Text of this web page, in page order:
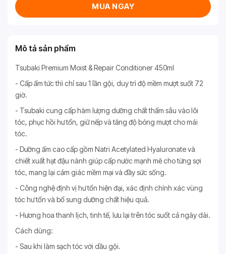
MUA NGAY
Mô tả sản phẩm
Tsubaki Premium Moist & Repair Conditioner 450ml
- Cấp ẩm tức thì chỉ sau 1 lần gội, duy trì độ mềm mượt suốt 72
giờ.
- Tsubaki cung cấp hàm lượng dưỡng chất thấm sâu vào lõi
tóc, phục hồi hư tổn, giữ nếp và tăng độ bóng mượt cho mái
tóc.
- Dưỡng ẩm cao cấp gồm Natri Acetylated Hyaluronate và
chiết xuất hạt đậu nành giúp cấp nước mạnh mẽ cho từng sợi
tóc, mang lại cảm giác mềm mại và đầy sức sống.
- Công nghệ định vị hư tổn hiện đại, xác định chính xác vùng
tóc hư tổn và bổ sung dưỡng chất hiệu quả.
- Hương hoa thanh lịch, tinh tế, lưu lại trên tóc suốt cả ngày dài.
Cách dùng:
- Sau khi làm sạch tóc với dầu gội.